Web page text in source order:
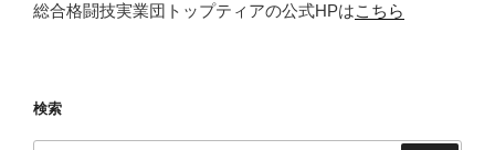
総合格闘技実業団トップティアの公式HPはこちら
検索